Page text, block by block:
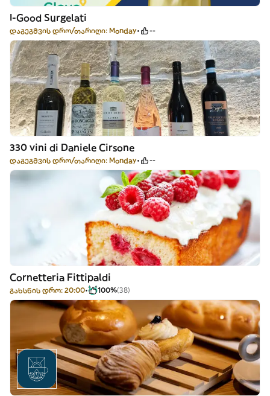
I-Good Surgelati
დაგეგმვის დრო/თარიღი: Monday --
330 vini di Daniele Cirsone
დაგეგმვის დრო/თარიღი: Monday --
Cornetteria Fittipaldi
გახსნის დრო: 20:00 100%(38)